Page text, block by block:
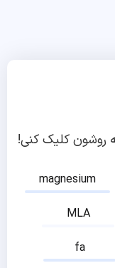
روشون کلیک کنی!
magnesium
MLA
fa